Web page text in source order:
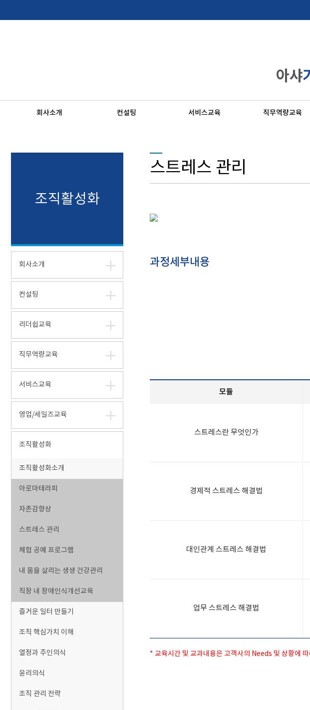
회사소개 컨설팅 서비스교육 직무역량교육
조직활성화
회사소개
컨설팅
리더쉽교육
직무역량교육
서비스교육
영업/세일즈교육
조직활성화
조직활성화소개
아로마테라피
자존감향상
스트레스 관리
체험 공예 프로그램
내 몸을 살리는 생생 건강관리
직장 내 장애인식개선교육
즐거운 일터 만들기
조직 핵심가치 이해
열정과 주인의식
윤리의식
조직 관리 전략
스트레스 관리
과정세부내용
모듈
스트레스란 무엇인가
경제적 스트레스 해결법
대인관계 스트레스 해결법
업무 스트레스 해결법
* 교육시간 및 교과내용은 고객사의 Needs 및 상황에